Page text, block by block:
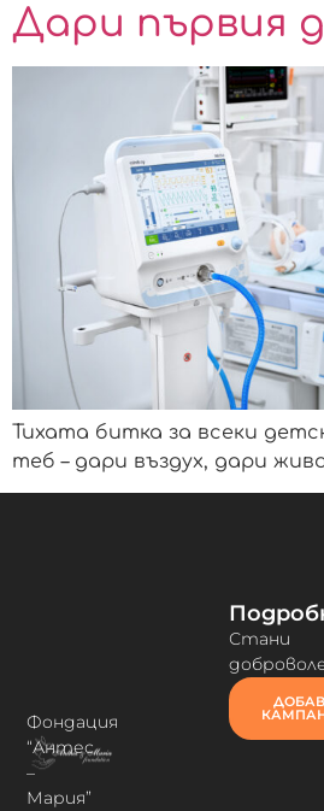
Дари първия
Тихата битка за всеки
теб – дари въздух, дари
Фондация
“Антес
–
Мария”
Стани